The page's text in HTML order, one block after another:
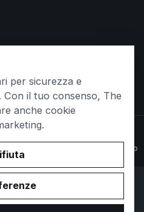
Group
gratis
Chi Siamo
Owned and operated by
Group.
per sicurezza e
il tuo consenso, The
anche cookie